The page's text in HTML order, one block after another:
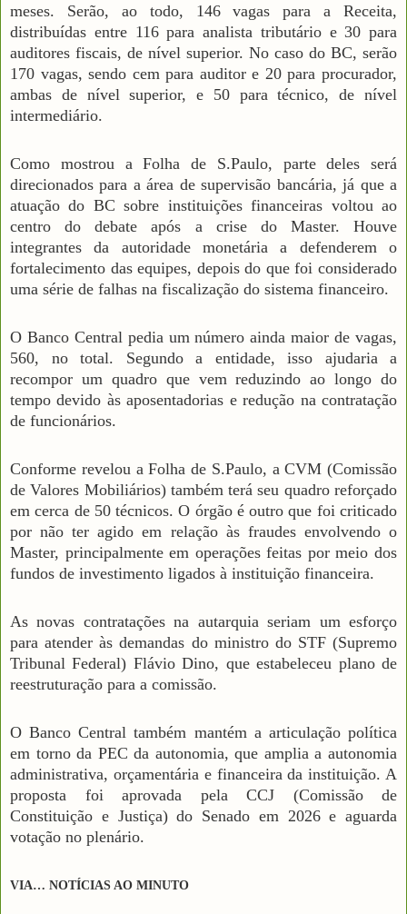
meses. Serão, ao todo, 146 vagas para a Receita,
distribuídas entre 116 para analista tributário e 30 para
auditores fiscais, de nível superior. No caso do BC, serão
170 vagas, sendo cem para auditor e 20 para procurador,
ambas de nível superior, e 50 para técnico, de nível
intermediário.
Como mostrou a Folha de S.Paulo, parte deles será
direcionados para a área de supervisão bancária, já que a
atuação do BC sobre instituições financeiras voltou ao
centro do debate após a crise do Master. Houve
integrantes da autoridade monetária a defenderem o
fortalecimento das equipes, depois do que foi considerado
uma série de falhas na fiscalização do sistema financeiro.
O Banco Central pedia um número ainda maior de vagas,
560, no total. Segundo a entidade, isso ajudaria a
recompor um quadro que vem reduzindo ao longo do
tempo devido às aposentadorias e redução na contratação
de funcionários.
Conforme revelou a Folha de S.Paulo, a CVM (Comissão
de Valores Mobiliários) também terá seu quadro reforçado
em cerca de 50 técnicos. O órgão é outro que foi criticado
por não ter agido em relação às fraudes envolvendo o
Master, principalmente em operações feitas por meio dos
fundos de investimento ligados à instituição financeira.
As novas contratações na autarquia seriam um esforço
para atender às demandas do ministro do STF (Supremo
Tribunal Federal) Flávio Dino, que estabeleceu plano de
reestruturação para a comissão.
O Banco Central também mantém a articulação política
em torno da PEC da autonomia, que amplia a autonomia
administrativa, orçamentária e financeira da instituição. A
proposta foi aprovada pela CCJ (Comissão de
Constituição e Justiça) do Senado em 2026 e aguarda
votação no plenário.
VIA… NOTÍCIAS AO MINUTO